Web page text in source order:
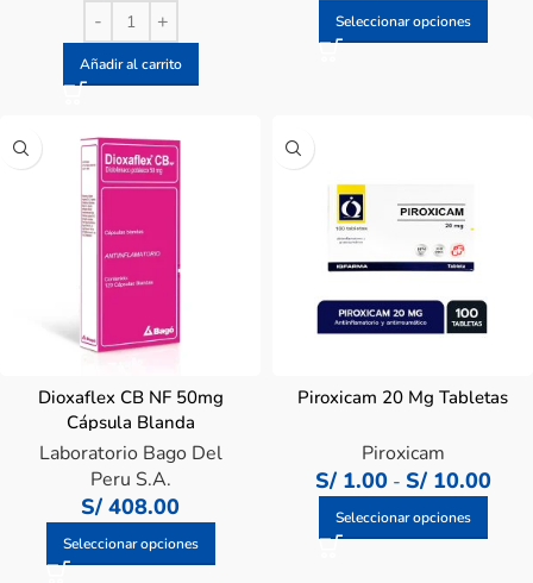
Añadir al carrito
Seleccionar opciones
Dioxaflex CB NF 50mg
Cápsula Blanda
Laboratorio Bago Del
Peru S.A.
S/ 408.00
Seleccionar opciones
Piroxicam 20 Mg Tabletas
Piroxicam
S/1.00 - S/10.00
Seleccionar opciones